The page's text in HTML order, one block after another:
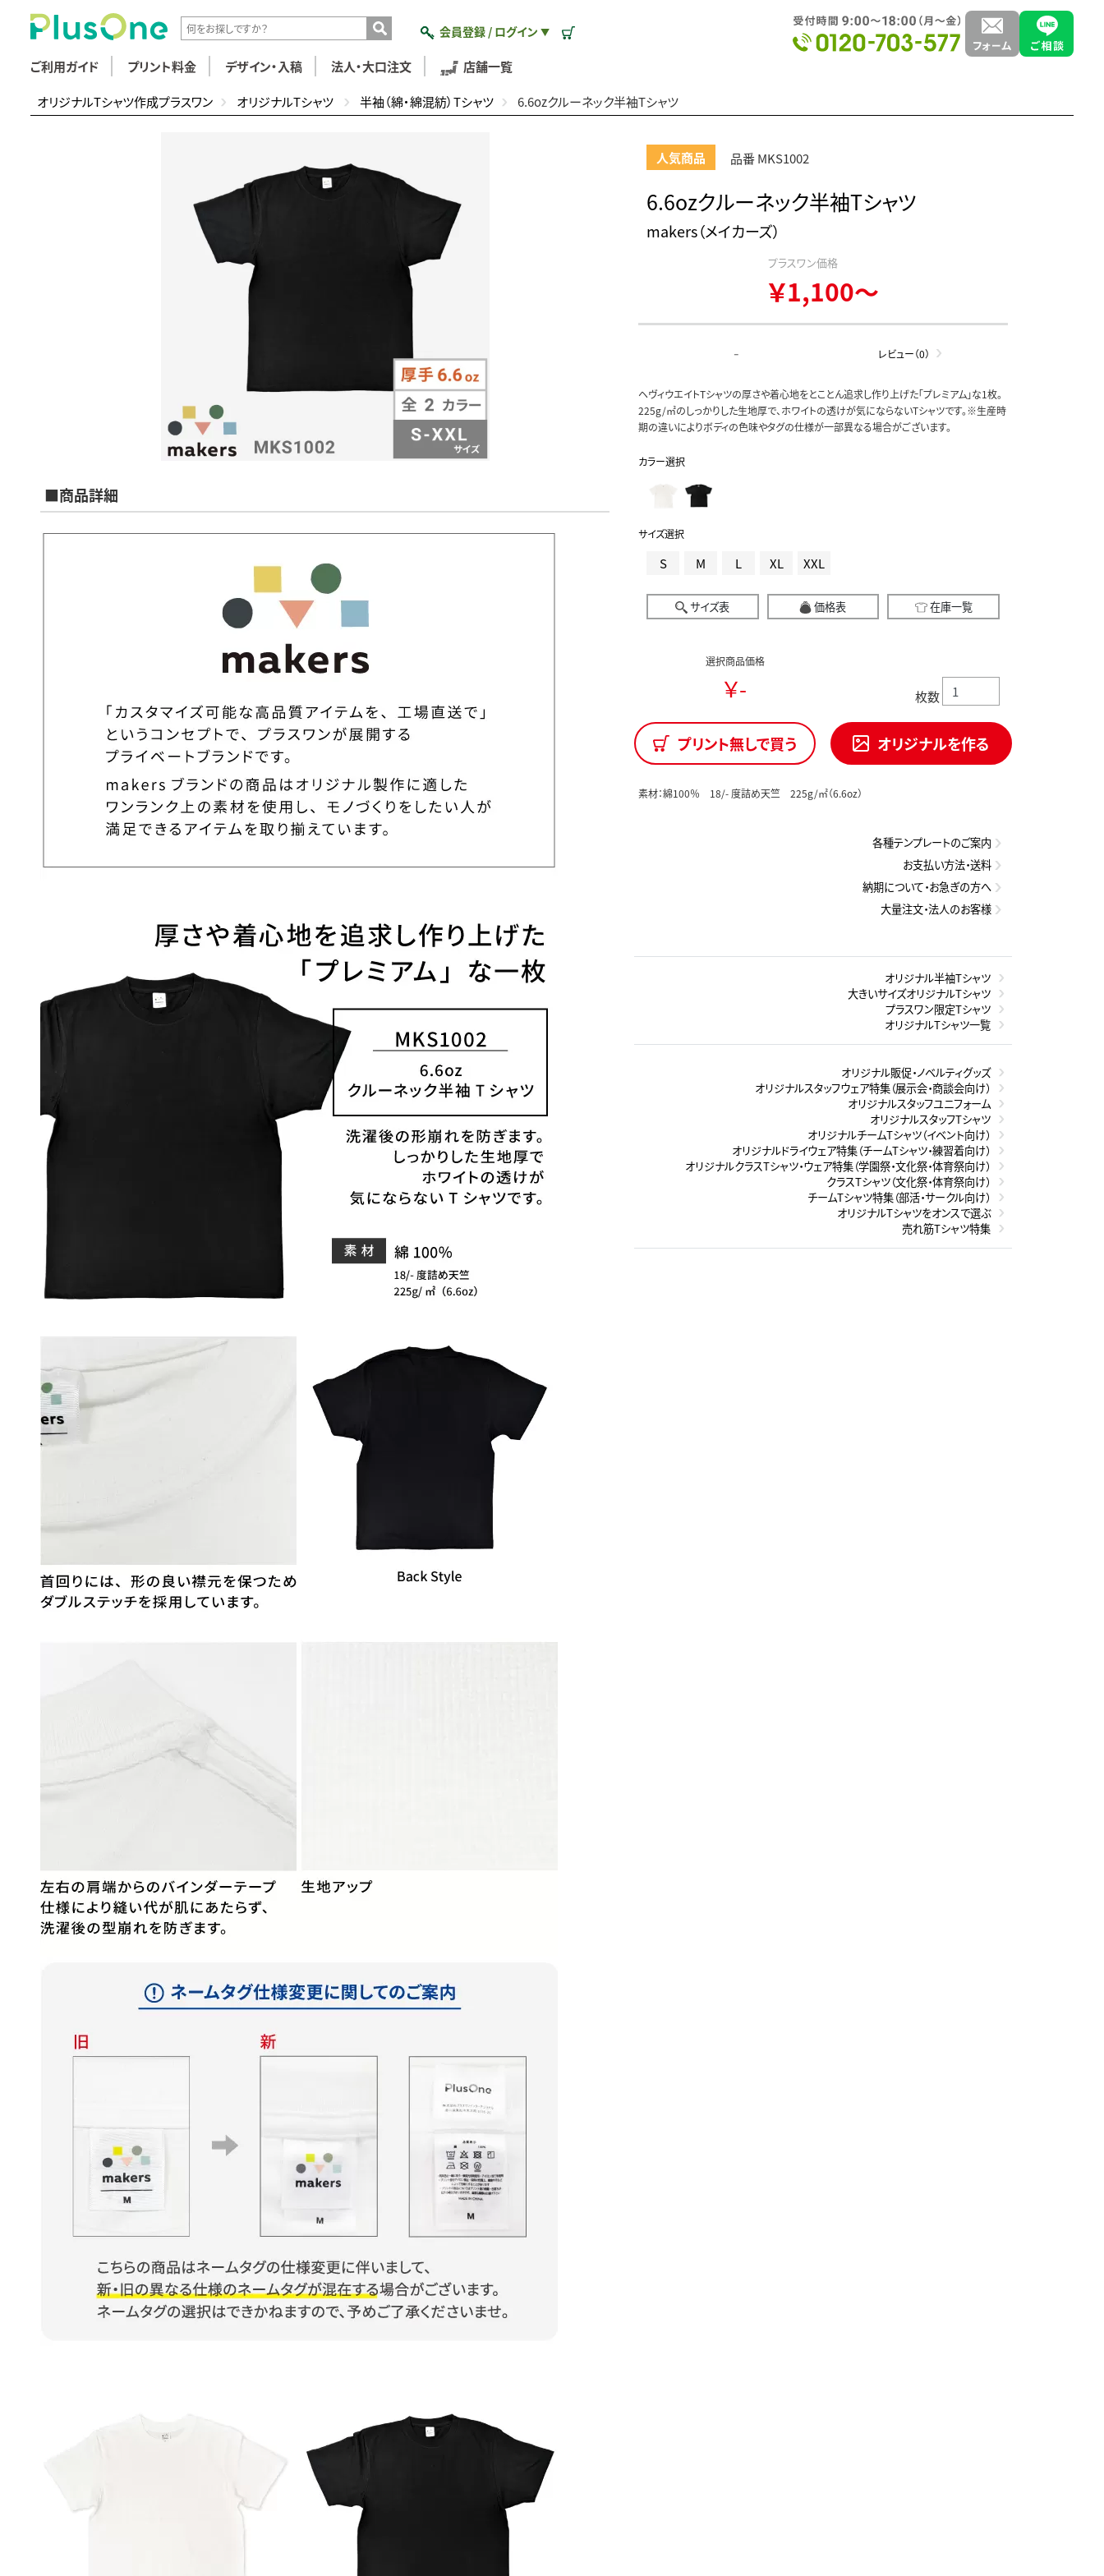
会員登録 / ログイン ▼
ご利用ガイド プリント料金 デザイン・入稿 法人・大口注文 店舗一覧
オリジナルTシャツ作成プラスワン オリジナルTシャツ 半袖（綿・綿混紡）Tシャツ 6.6ozクルーネック半袖Tシャツ
■商品詳細
人気商品 品番 MKS1002
6.6ozクルーネック半袖Tシャツ
makers（メイカーズ）
プラスワン価格
￥1,100～
- レビュー（0）
ヘヴィウエイトTシャツの厚さや着心地をとことん追求し作り上げた「プレミアム」な1枚。
225g/㎡のしっかりした生地厚で、ホワイトの透けが気にならないTシャツです。※生産時
期の違いによりボディの色味やタグの仕様が一部異なる場合がございます。
カラー選択
サイズ選択
S M L XL XXL
サイズ表 価格表 在庫一覧
選択商品価格
￥- 枚数
プリント無しで買う オリジナルを作る
素材：綿100％ 18/- 度詰め天竺 225g/㎡（6.6oz）
各種テンプレートのご案内
お支払い方法・送料
納期について・お急ぎの方へ
大量注文・法人のお客様
オリジナル半袖Tシャツ
大きいサイズオリジナルTシャツ
プラスワン限定Tシャツ
オリジナルTシャツ一覧
オリジナル販促・ノベルティグッズ
オリジナルスタッフウェア特集（展示会・商談会向け）
オリジナルスタッフユニフォーム
オリジナルスタッフTシャツ
オリジナルチームTシャツ（イベント向け）
オリジナルドライウェア特集（チームTシャツ・練習着向け）
オリジナルクラスTシャツ・ウェア特集（学園祭・文化祭・体育祭向け）
クラスTシャツ（文化祭・体育祭向け）
チームTシャツ特集（部活・サークル向け）
オリジナルTシャツをオンスで選ぶ
売れ筋Tシャツ特集